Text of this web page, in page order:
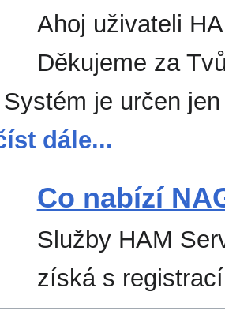
Ahoj uživateli
Děkujeme za
je určen
dále...
Co nabízí
Služby HAM
získá s